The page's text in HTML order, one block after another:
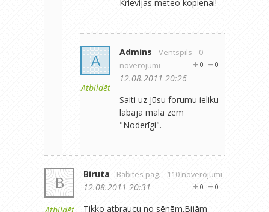
Krievijas meteo kopienai!
A
Atbildēt
Admins - Ventspils - 0
novērojumi
0
0
12.08.2011 20:26
Saiti uz Jūsu forumu ieliku
labajā malā zem
"Noderīgi".
B Biruta - Babītes pag. - 110 novērojumi
0
0
12.08.2011 20:31
Tikko atbraucu no sēnēm.Bijām